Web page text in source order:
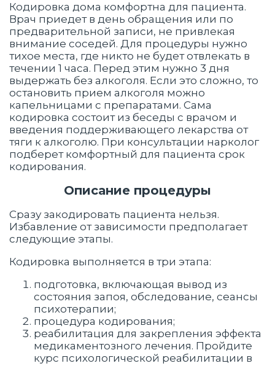
Кодировка дома комфортна для пациента.
Врач приедет в день обращения или по
предварительной записи, не привлекая
внимание соседей. Для процедуры нужно
тихое места, где никто не будет отвлекать в
течении 1 часа. Перед этим нужно 3 дня
выдержать без алкоголя. Если это сложно, то
остановить прием алкоголя можно
капельницами с препаратами. Сама
кодировка состоит из беседы с врачом и
введения поддерживающего лекарства от
тяги к алкоголю. При консультации нарколог
подберет комфортный для пациента срок
кодирования.
Описание процедуры
Сразу закодировать пациента нельзя.
Избавление от зависимости предполагает
следующие этапы.
Кодировка выполняется в три этапа:
подготовка, включающая вывод из
состояния запоя, обследование, сеансы
психотерапии;
процедура кодирования;
реабилитация для закрепления эффекта
медикаментозного лечения. Пройдите
курс психологической реабилитации в